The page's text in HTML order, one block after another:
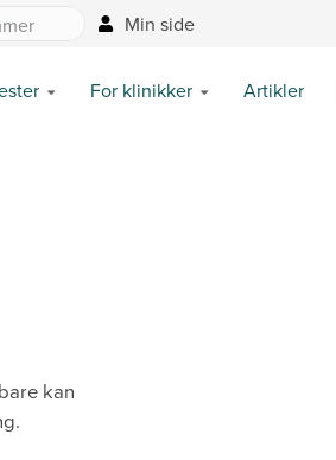
Min side
For klinikker Artikler
kan